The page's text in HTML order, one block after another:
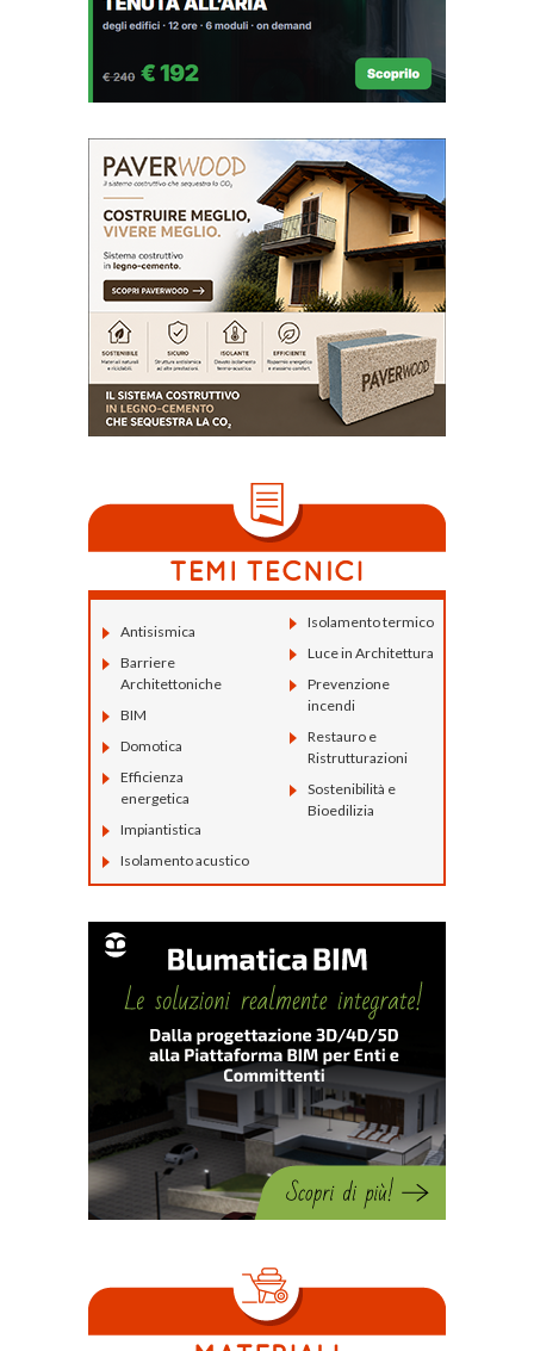
Antisismica
Barriere
Architettoniche
BIM
Domotica
Efficienza
energetica
Impiantistica
Isolamento acustico
Isolamento termico
Luce in Architettura
Prevenzione
incendi
Restauro e
Ristrutturazioni
Sostenibilità e
Bioedilizia